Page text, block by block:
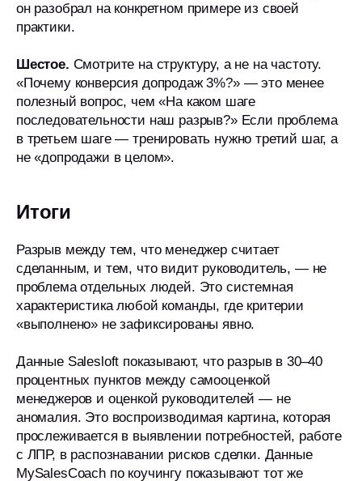
он разобрал на конкретном примере из своей
практики.
Шестое. Смотрите на структуру, а не на частоту.
«Почему конверсия допродаж 3%?» — это менее
полезный вопрос, чем «На каком шаге
последовательности наш разрыв?» Если проблема
в третьем шаге — тренировать нужно третий шаг, а
не «допродажи в целом».
Итоги
Разрыв между тем, что менеджер считает
сделанным, и тем, что видит руководитель, — не
проблема отдельных людей. Это системная
характеристика любой команды, где критерии
«выполнено» не зафиксированы явно.
Данные Salesloft показывают, что разрыв в 30–40
процентных пунктов между самооценкой
менеджеров и оценкой руководителей — не
аномалия. Это воспроизводимая картина, которая
прослеживается в выявлении потребностей, работе
с ЛПР, в распознавании рисков сделки. Данные
MySalesCoach по коучингу показывают тот же